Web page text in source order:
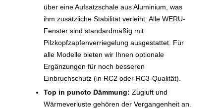
über eine Aufsatzschale aus Aluminium, was
ihm zusätzliche Stabilität verleiht. Alle WERU-
Fenster sind standardmäßig mit
Pilzkopfzapfenverriegelung ausgestattet. Für
alle Modelle bieten wir Ihnen optionale
Ergänzungen für noch besseren
Einbruchschutz (in RC2 oder RC3-Qualität).
Top in puncto Dämmung: Zugluft und
Wärmeverluste gehören der Vergangenheit an.